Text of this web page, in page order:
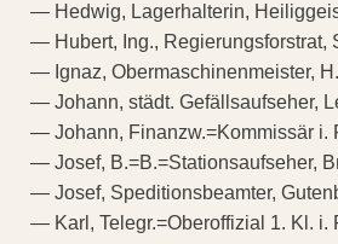
— Hedwig, Lagerhalterin,
— Hubert, Ing., Regierungsforstrat,
— Ignaz, Obermaschinenmeister,
— Johann, städt. Gefällsaufseher,
— Johann, Finanzw.=Kommissär i.
— Josef, B.=B.=Stationsaufseher,
— Josef, Speditionsbeamter,
— Karl, Telegr.=Oberoffizial 1. Kl. i.